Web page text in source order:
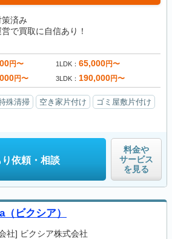
済み
で買取に自信あり！
円〜 1LDK 65,000円〜
円〜 3LDK 190,000円〜
殊清掃 空き家片付け
ゴミ屋敷片付け
り依頼・相談
料金や
サービス
を見る
ビクシア）
社] ビクシア株式会社